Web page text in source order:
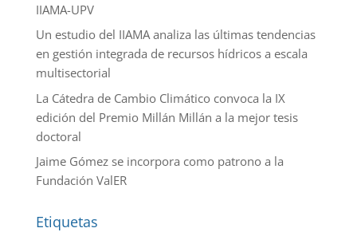
IIAMA-UPV
Un estudio del IIAMA analiza las últimas tendencias
en gestión integrada de recursos hídricos a escala
multisectorial
La Cátedra de Cambio Climático convoca la IX
edición del Premio Millán Millán a la mejor tesis
doctoral
Jaime Gómez se incorpora como patrono a la
Fundación ValER
Etiquetas